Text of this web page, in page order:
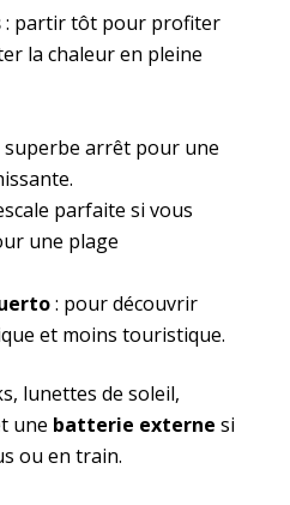
: partir tôt pour profiter
la chaleur en pleine
superbe arrêt pour une
parfaite si vous
une plage
: pour découvrir
et moins touristique.
lunettes de soleil,
une batterie externe si
ou en train.